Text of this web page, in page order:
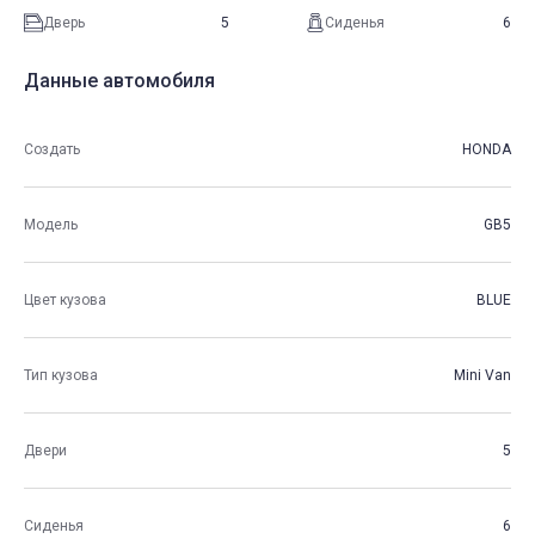
Дверь 5 Сиденья 6
Данные автомобиля
Создать HONDA
Модель GB5
Цвет кузова BLUE
Тип кузова Mini Van
Двери 5
Сиденья 6